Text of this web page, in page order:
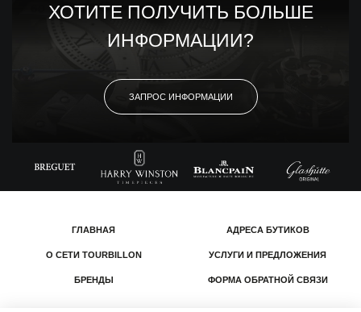
ХОТИТЕ ПОЛУЧИТЬ БОЛЬШЕ
ИНФОРМАЦИИ?
ЗАПРОС ИНФОРМАЦИИ
ГЛАВНАЯ
О СЕТИ TOURBILLON
БРЕНДЫ
АДРЕСА БУТИКОВ
УСЛУГИ И ПРЕДЛОЖЕНИЯ
ФОРМА ОБРАТНОЙ СВЯЗИ